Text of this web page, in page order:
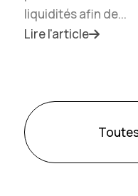
liquidités afin de...
Lire l'article